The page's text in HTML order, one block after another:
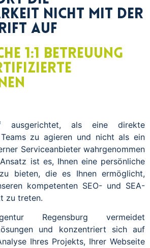
nicht mit der
auf
1:1 Betreuung
ausgerichtet, als eine direkte
zu agieren und nicht als ein
Serviceanbieter wahrgenommen
ist es, Ihnen eine persönliche
zu bieten, die es Ihnen ermöglicht,
kompetenten SEO- und SEA-
zu treten.
Regensburg vermeidet
und konzentriert sich auf
Ihres Projekts, Ihrer Webseite